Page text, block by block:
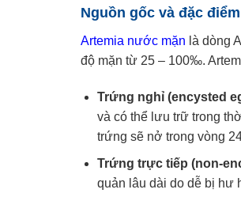
Nguồn gốc và đặc điểm
Artemia nước mặn là dòng
độ mặn từ 25 – 100‰.
Trứng nghỉ (encysted
và có thể lưu trữ trong
trứng sẽ nở trong vòng
Trứng trực tiếp (non-
quản lâu dài do dễ bị hư